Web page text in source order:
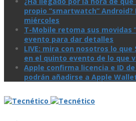
propio “smartwatch”
miércoles
T-Mobile retoma sus movidas
evento para dar detalles
LIVE: mira con nosotros lo
en el quinto evento de lo que
Apple confirma licencia e ID
podrán añadirse a Apple